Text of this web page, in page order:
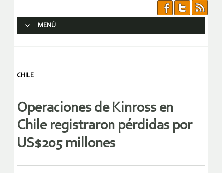
MENÚ
CHILE
Operaciones de Kinross en
Chile registraron pérdidas por
US$205 millones